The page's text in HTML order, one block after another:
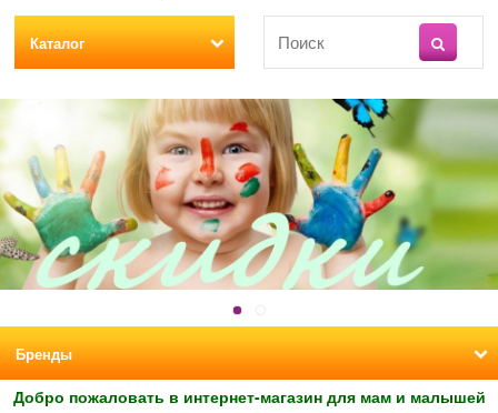
Добро пожаловать в интернет-магазин для мам и малышей